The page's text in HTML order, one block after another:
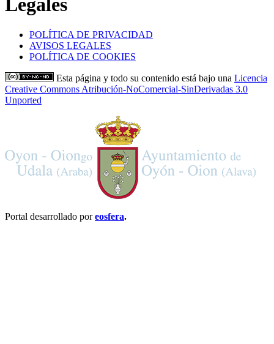
Legales
POLÍTICA DE PRIVACIDAD
AVISOS LEGALES
POLÍTICA DE COOKIES
Esta página y todo su contenido está bajo una Licencia
Creative Commons Atribución-NoComercial-SinDerivadas 3.0
Unported
Portal desarrollado poreosfera.